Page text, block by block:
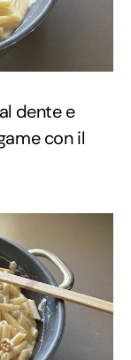
dente e
con il